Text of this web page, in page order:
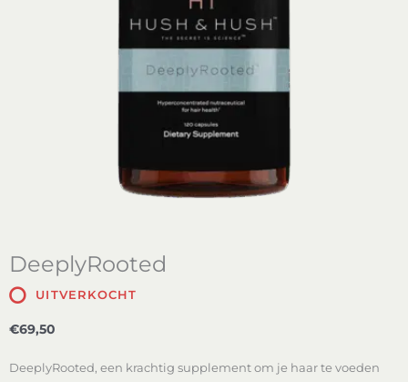
DeeplyRooted
UITVERKOCHT
€69,50
DeeplyRooted, een krachtig supplement om je haar te voeden